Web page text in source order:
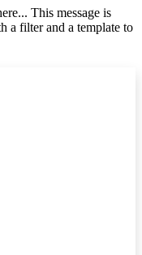
This message is
a filter and a template to